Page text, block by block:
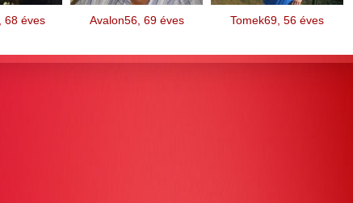
68 éves Avalon56, 69 éves Tomek69, 56 éves